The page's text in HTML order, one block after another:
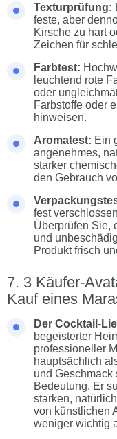
Texturprüfung:
feste, aber
Kirsche zu hart
Zeichen für
Farbtest:
leuchtend rote
oder
Farbstoffe oder
hinweisen.
Aromatest: Ein
angenehmes,
starker
den Gebrauch
fest
Überprüfen Sie,
und
Produkt frisch
3 Käufer-
Kauf eines
Der Cocktail-
begeisterter
professioneller
hauptsächlich
und Geschmack
Bedeutung. Er
starken,
von künstlichen
weniger wichtig